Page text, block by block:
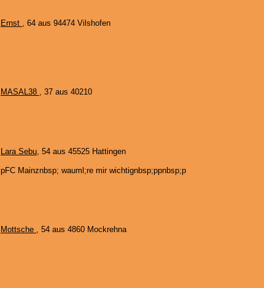
Ernst , 64 aus 94474 Vilshofen
MASAL38 , 37 aus 40210
Lara Sebu, 54 aus 45525 Hattingen
pFC Mainznbsp; wauml;re mir wichtignbsp;ppnbsp;p
Mottsche , 54 aus 4860 Mockrehna